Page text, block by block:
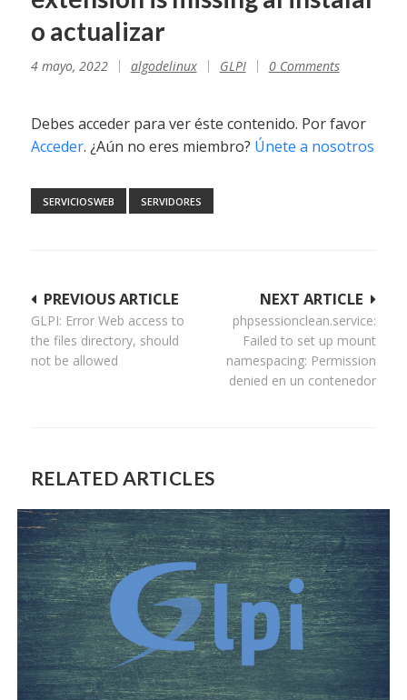
o actualizar
4 mayo, 2022 algodelinux GLPI 0 Comments
Debes acceder para ver éste contenido. Por favor
Acceder. ¿Aún no eres miembro? Únete a nosotros
SERVICIOSWEB SERVIDORES
Navegación
de
entradas
NEXT ARTICLE
phpsessionclean.service:
Failed to set up mount
namespacing: Permission
denied en un contenedor
PREVIOUS ARTICLE
GLPI: Error Web access to
the files directory, should
not be allowed
RELATED ARTICLES